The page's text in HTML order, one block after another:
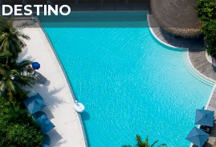
DESTINO